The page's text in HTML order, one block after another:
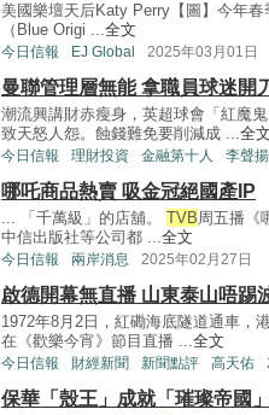
美國樂壇天后Katy Perry【圖】今年
（Blue Origi ...全文
今日信報 EJ Global 2025年03月01日
曼聯管理層無能 拿職員球迷開
潮流興講財赤瘦身，英超球會「紅魔
致天怒人怨。蝕錢難免要削減成 ...全文
今日信報 理財投資 金融第十人 李聲揚
哪吒商品熱賣 吸金冠絕國產IP
... 「千萬級」的店舖。 TVB周五播《
中信出版社等公司都 ...全文
今日信報 兩岸消息 2025年02月27日
啟德開幕無直播 山東泰山唔踢
1972年8月2日，紅磡海底隧道通車，
在《歡樂今宵》節目直播 ...全文
今日信報 財經新聞 新聞點評 高天佑
保華「殼王」成就「璀璨帝國」